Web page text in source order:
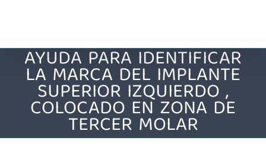
AYUDA PARA IDENTIFICAR
LA MARCA DEL IMPLANTE
SUPERIOR IZQUIERDO ,
COLOCADO EN ZONA DE
TERCER MOLAR